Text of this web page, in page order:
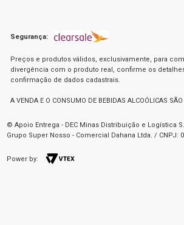
Segurança:
Preços e produtos válidos, exclusivamente, para
divergência com o produto real, confirme os
confirmação de dados cadastrais.
A VENDA E O CONSUMO DE BEBIDAS ALCOÓLICAS
© Apoio Entrega - DEC Minas Distribuição e Logística
Grupo Super Nosso - Comercial Dahana Ltda. / CNPJ:
Power by: